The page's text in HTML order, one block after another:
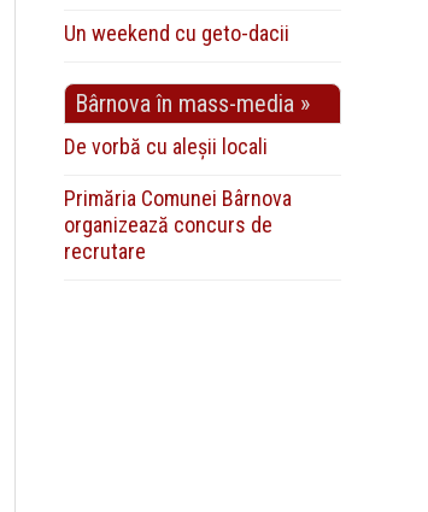
Un weekend cu geto-dacii
Bârnova în mass-media »
De vorbă cu aleșii locali
Primăria Comunei Bârnova
organizează concurs de
recrutare